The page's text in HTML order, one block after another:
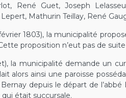
René Guet, Joseph
Mathurin Teillay, René
1803), la municipalité
proposition n’eut pas de
la municipalité demande un
alors ainsi une paroisse
depuis le départ de
était succursale.